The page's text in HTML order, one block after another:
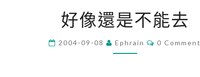
像
是
好像還是不能去
2004-09-08 Ephrain
C
0 Comment